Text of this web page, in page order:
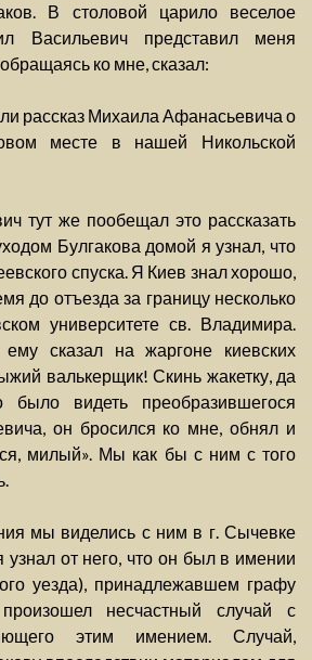
В столовой царило веселое
Васильевич представил меня
ко мне, сказал:
рассказ Михаила Афанасьевича о
месте в нашей Никольской
тут же пообещал это рассказать
Булгакова домой я узнал, что
спуска. Я Киев знал хорошо,
до отъезда за границу несколько
университете св. Владимира.
сказал на жаргоне киевских
валькерщик! Скинь жакетку, да
было видеть преобразившегося
он бросился ко мне, обнял и
милый». Мы как бы с ним с того
мы виделись с ним в г. Сычевке
узнал от него, что он был в имении
уезда), принадлежавшем графу
несчастный случай с
этим имением. Случай,